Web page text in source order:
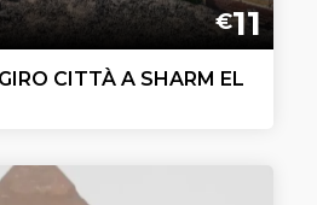
€11
CITTÀ A SHARM EL